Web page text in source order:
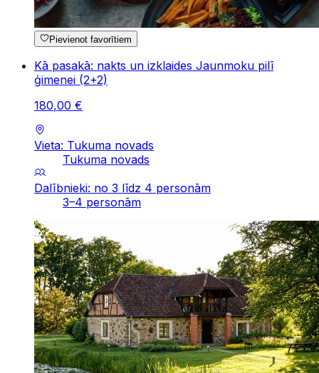
Pievienot favorītiem
Kā pasakā: nakts un izklaides Jaunmoku pilī
ģimenei (2+2)
180,00 €
Vieta: Tukuma novads
Tukuma novads
Dalībnieki: no 3 līdz 4 personām
3–4 personām